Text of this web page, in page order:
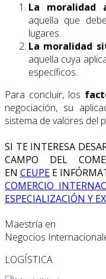
La moralidad
aquella que
lugares.
La moralidad
aquella cuya
específicos.
Para concluir, los
negociación, su
sistema de valores del
SI TE INTERESA
CAMPO DEL
EN CEUPE E
COMERCIO
ESPECIALIZACIÓN Y
Maestría en
Negocios
LOGÍSTICA